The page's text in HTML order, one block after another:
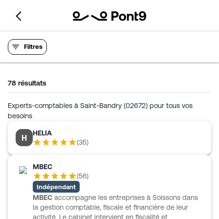
Filtres
78 résultats
Experts-comptables à Saint-Bandry (02672) pour tous vos
besoins
H
HELIA
(35)
MBEC
(56)
Indépendant
MBEC accompagne les entreprises à Soissons dans
la gestion comptable, fiscale et financière de leur
activité. Le cabinet intervient en fiscalité et